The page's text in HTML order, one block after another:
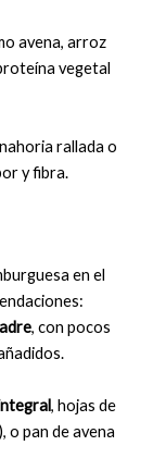
avena, arroz
vegetal
rallada o
y fibra.
en el
, con pocos
, hojas de
o pan de avena